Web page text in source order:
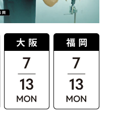
、お申込いただけます。